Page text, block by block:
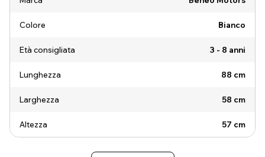
Colore Bianco
Età consigliata 3 - 8 anni
Lunghezza 88 cm
Larghezza 58 cm
Altezza 57 cm